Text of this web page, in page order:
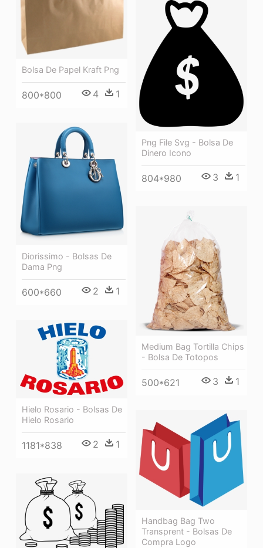
Bolsa De Papel Kraft Png
800*800 4 1
Png File Svg - Bolsa De
Dinero Icono
804*980 3 1
Diorissimo - Bolsas De
Dama Png
600*660 2 1
Medium Bag Tortilla Chips
- Bolsa De Totopos
500*621 3 1
Hielo Rosario - Bolsas De
Hielo Rosario
1181*838 2 1
Handbag Bag Two
Transprent - Bolsas De
Compra Logo